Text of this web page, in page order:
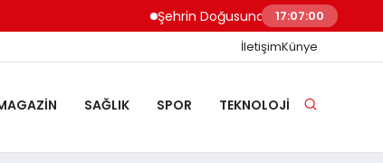
Şehrin Doğusundan Boğaz Kıyılarına
17:07:01
İletişimKünye
SAĞLIK SPOR TEKNOLOJI